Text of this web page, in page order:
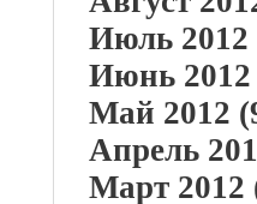
Июль 2012
Июнь 2012
Май 2012
Апрель
Март 2012